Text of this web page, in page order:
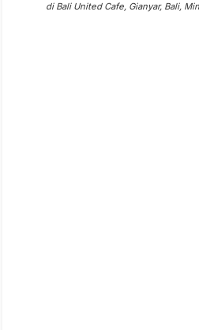
di Bali United Cafe, Gianyar, Bali,